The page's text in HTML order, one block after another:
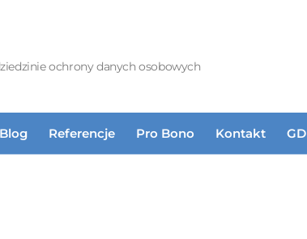
ochrony danych osobowych
Blog Referencje Pro Bono Kontakt